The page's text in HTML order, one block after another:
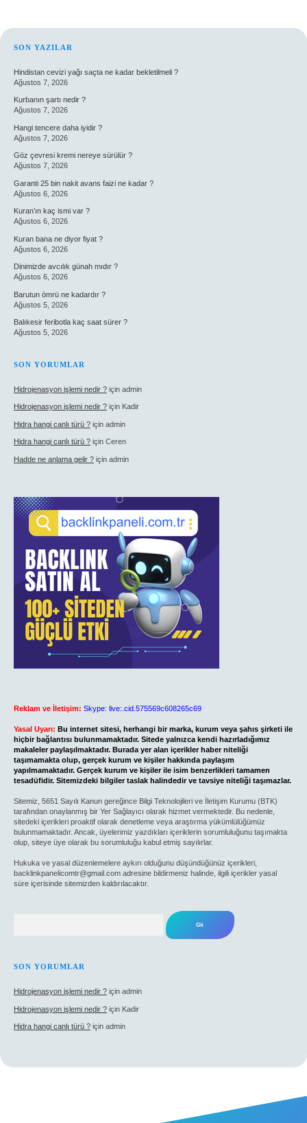
SIDEBAR
SON YAZILAR
Hindistan cevizi yağı saçta ne kadar bekletilmeli ?
Ağustos 7, 2026
Kurbanın şartı nedir ?
Ağustos 7, 2026
Hangi tencere daha iyidir ?
Ağustos 7, 2026
Göz çevresi kremi nereye sürülür ?
Ağustos 7, 2026
Garanti 25 bin nakit avans faizi ne kadar ?
Ağustos 6, 2026
Kuran’ın kaç ismi var ?
Ağustos 6, 2026
Kuran bana ne diyor fiyat ?
Ağustos 6, 2026
Dinimizde avcılık günah mıdır ?
Ağustos 6, 2026
Barutun ömrü ne kadardır ?
Ağustos 5, 2026
Balıkesir feribotla kaç saat sürer ?
Ağustos 5, 2026
SON YORUMLAR
Hidrojenasyon işlemi nedir ? için admin
Hidrojenasyon işlemi nedir ? için Kadir
Hidra hangi canlı türü ? için admin
Hidra hangi canlı türü ? için Ceren
Hadde ne anlama gelir ? için admin
Reklam ve İletişim: Skype: live:.cid.575569c608265c69
Yasal Uyarı: Bu internet sitesi, herhangi bir marka, kurum veya şahıs şirketi ile
hiçbir bağlantısı bulunmamaktadır. Sitede yalnızca kendi hazırladığımız
makaleler paylaşılmaktadır. Burada yer alan içerikler haber niteliği
taşımamakta olup, gerçek kurum ve kişiler hakkında paylaşım
yapılmamaktadır. Gerçek kurum ve kişiler ile isim benzerlikleri tamamen
tesadüfidir. Sitemizdeki bilgiler taslak halindedir ve tavsiye niteliği taşımazlar.
Sitemiz, 5651 Sayılı Kanun gereğince Bilgi Teknolojileri ve İletişim Kurumu (BTK)
tarafından onaylanmış bir Yer Sağlayıcı olarak hizmet vermektedir. Bu nedenle,
sitedeki içerikleri proaktif olarak denetleme veya araştırma yükümlülüğümüz
bulunmamaktadır. Ancak, üyelerimiz yazdıkları içeriklerin sorumluluğunu taşımakta
olup, siteye üye olarak bu sorumluluğu kabul etmiş sayılırlar.
Hukuka ve yasal düzenlemelere aykırı olduğunu düşündüğünüz içerikleri,
backlinkpanelicomtr@gmail.com adresine bildirmeniz halinde, ilgili içerikler yasal
süre içerisinde sitemizden kaldırılacaktır.
SON YORUMLAR
Hidrojenasyon işlemi nedir ? için admin
Hidrojenasyon işlemi nedir ? için Kadir
Hidra hangi canlı türü ? için admin